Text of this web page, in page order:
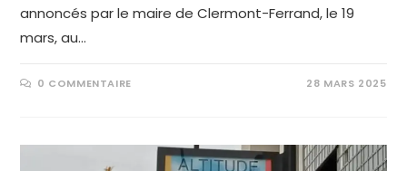
annoncés par le maire de Clermont-Ferrand, le 19
mars, au…
0 COMMENTAIRE 28 MARS 2025